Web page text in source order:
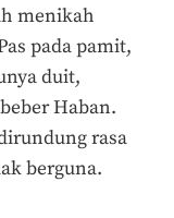
menikah
pada pamit,
duit,
Haban.
rasa
berguna.